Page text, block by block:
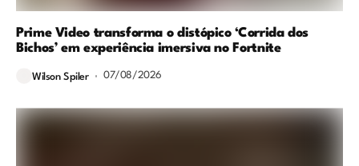
Prime Video transforma o distópico ‘Corrida dos
Bichos’ em experiência imersiva no Fortnite
Wilson Spiler 07/08/2026